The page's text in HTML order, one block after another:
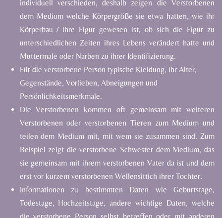
individuell verschieden,deshalb zeigen die Verstorbenen
dem Medium welche Körpergröße sie etwa hatten, wie ihr
Körperbau / ihre Figur gewesen ist, ob sich die Figur zu
unterschiedlichen Zeiten ihres Lebens verändert hatte und
Muttermale oder Narben zu ihrer Identifizierung.
Für die verstorbene Person typische Kleidung, ihr Alter,
Gegenstände, Vorlieben, Abneigungen und
Persönlichkeitsmerkmale.
Die Verstorbenen kommen oft gemeinsam mit weiteren
Verstorbenen oder verstorbenen Tieren zum Medium und
teilen dem Medium mit, mit wem sie zusammen sind. Zum
Beispiel zeigt die verstorbene Schwester dem Medium, das
sie gemeinsam mit ihrem verstorbenen Vater da ist und dem
erst vor kurzem verstorbenen Wellensittich ihrer Tochter.
Informationen zu bestimmten Daten wie Geburtstage,
Todestage, Hochzeitstage, andere wichtige Daten, welche